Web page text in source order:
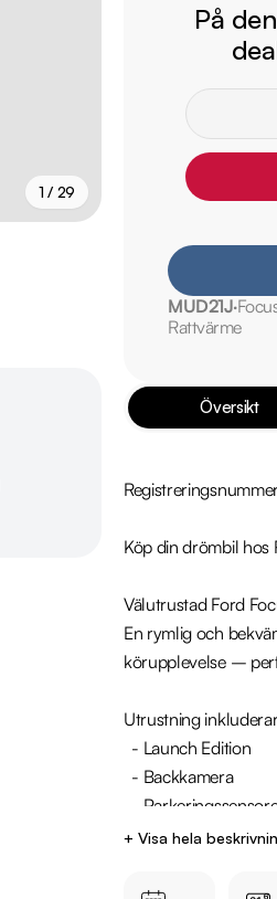
1 / 29
På
MUD21J
Rattvärme
Översikt
Köp din drömbil hos
Välutrustad Ford
En rymlig och
körupplevelse –
Utrustning
  - Bluetooth
+ Visa hela